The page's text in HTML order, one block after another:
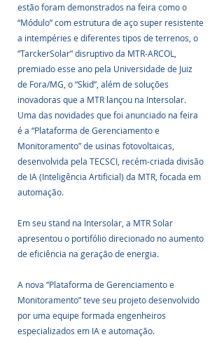
estão foram demonstrados na feira como o
“Módulo” com estrutura de aço super resistente
a intempéries e diferentes tipos de terrenos, o
“TarckerSolar” disruptivo da MTR-ARCOL,
premiado esse ano pela Universidade de Juiz
de Fora/MG, o “Skid”, além de soluções
inovadoras que a MTR lançou na Intersolar.
Uma das novidades que foi anunciado na feira
é a “Plataforma de Gerenciamento e
Monitoramento” de usinas fotovoltaicas,
desenvolvida pela TECSCI, recém-criada divisão
de IA (Inteligência Artificial) da MTR, focada em
automação.
Em seu stand na Intersolar, a MTR Solar
apresentou o portifólio direcionado no aumento
de eficiência na geração de energia.
A nova “Plataforma de Gerenciamento e
Monitoramento” teve seu projeto desenvolvido
por uma equipe formada engenheiros
especializados em IA e automação.